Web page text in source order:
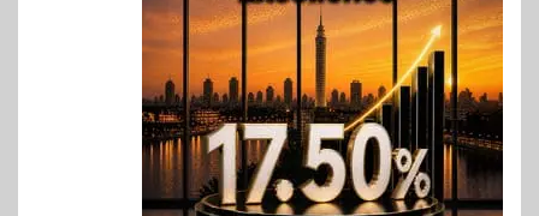
ارتفاع أسعار النفط مع تصاعد
المخاوف بشأن مستقبل الملاحة
في مضيق هرمز
7 بنوك
البنك الزراعي يكرم موظفيه
المتميزين بعد تحقيق نتائج قياسية